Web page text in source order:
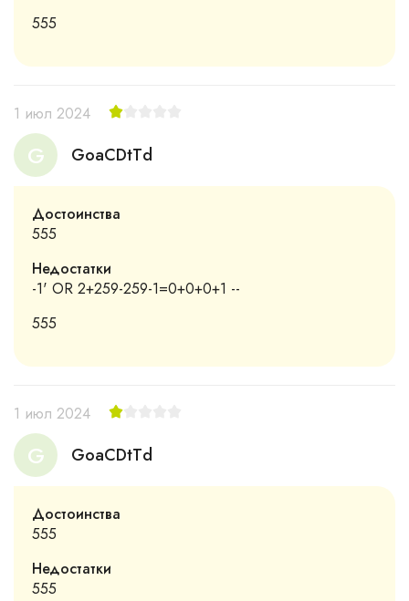
555
G GoaCDtTd
1 июл 2024
Достоинства
555
Недостатки
-1' OR 2+259-259-1=0+0+0+1 --
555
G GoaCDtTd
1 июл 2024
Достоинства
555
Недостатки
555